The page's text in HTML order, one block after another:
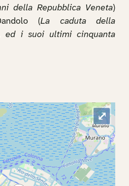
della Repubblica Veneta)
(La caduta della
ed i suoi ultimi cinquanta